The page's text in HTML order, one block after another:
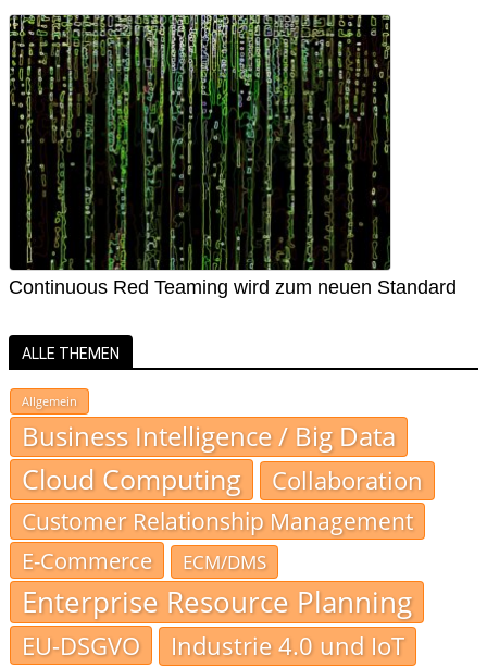
Continuous Red Teaming wird zum neuen Standard
ALLE THEMEN
Allgemein
Business Intelligence / Big Data
Cloud Computing Collaboration
Customer Relationship Management
E-Commerce
ECM/DMS
Enterprise Resource Planning
EU-DSGVO Industrie 4.0 und IoT